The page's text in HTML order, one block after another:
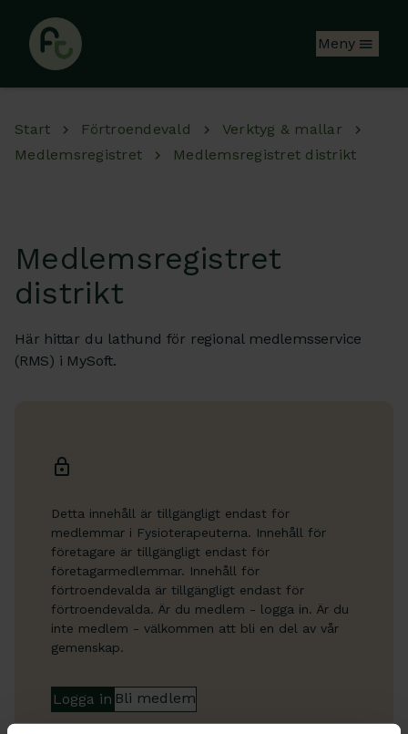
Meny
Start Förtroendevald
Verktyg & mallar
Medlemsregistret
Medlemsregistret distrikt
Medlemsregistret
distrikt
Här hittar du lathund för regional medlemsservice
(RMS) i MySoft.
Detta innehåll är tillgängligt endast för
medlemmar i Fysioterapeuterna. Innehåll för
företagare är tillgängligt endast för
företagarmedlemmar. Innehåll för
förtroendevalda är tillgängligt endast för
förtroendevalda. Är du medlem - logga in. Är du
inte medlem - välkommen att bli en del av vår
gemenskap.
Logga in Bli medlem